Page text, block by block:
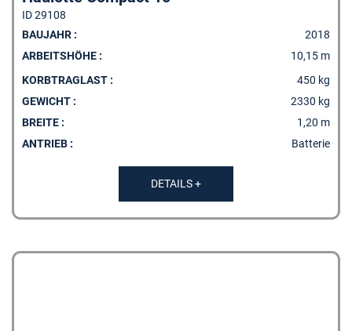
MERKLISTE
ID 29108
BAUJAHR :
2018
ARBEITSHÖHE :
10,15 m
KORBTRAGLAST :
450 kg
GEWICHT :
2330 kg
BREITE :
1,20 m
ANTRIEB :
Batterie
DETAILS +